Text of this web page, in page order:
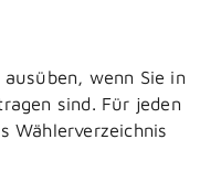
wenn Sie in
sind. Für jeden
Wählerverzeichnis